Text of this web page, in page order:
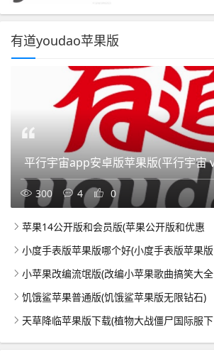
有道youdao苹果版
300 4 0
苹果14公开版和会员版(苹果公开版和优惠
小度手表版苹果版哪个好(小度手表版苹果版
小苹果改编流氓版(改编小苹果歌曲搞笑大全
饥饿鲨苹果普通版(饥饿鲨苹果版无限钻石)
天草降临苹果版下载(植物大战僵尸国际服下